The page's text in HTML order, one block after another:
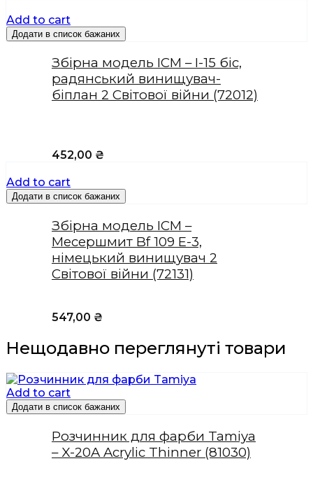
Add to cart
Додати в список бажаних
Збірна модель ICM – І-15 біс,
радянський винищувач-
біплан 2 Світової війни (72012)
452,00 ₴
Add to cart
Додати в список бажаних
Збірна модель ICM –
Месершмит Bf 109 E-3,
німецький винищувач 2
Світової війни (72131)
547,00 ₴
Нещодавно переглянуті товари
Add to cart
Додати в список бажаних
Розчинник для фарби Tamiya
– X-20A Acrylic Thinner (81030)